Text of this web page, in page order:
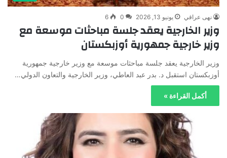
نهى عراقي يونيو 13, 2026 0
6
وزير الخارجية يعقد جلسة مباحثات موسعة مع
وزير خارجية جمهورية أوزبكستان
وزير الخارجية يعقد جلسة مباحثات موسعة مع وزير خارجية جمهورية
أوزبكستان استقبل د. بدر عبد العاطي، وزير الخارجية والتعاون الدولي…
أكمل القراءة »